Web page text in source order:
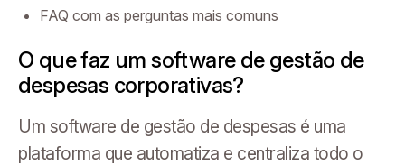
FAQ com as perguntas mais comuns
O que faz um software de gestão de
despesas corporativas?
Um software de gestão de despesas é uma
plataforma que automatiza e centraliza todo o